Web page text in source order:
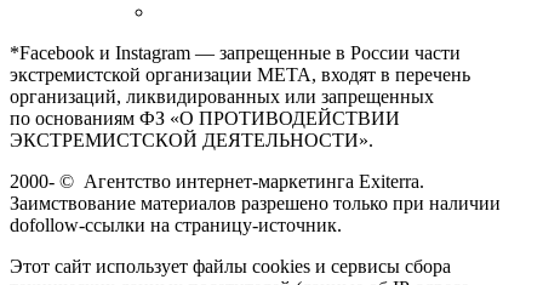
*Facebook и Instagram — запрещенные в России части
экстремистской организации META, входят в перечень
организаций, ликвидированных или запрещенных
по основаниям ФЗ «О ПРОТИВОДЕЙСТВИИ
ЭКСТРЕМИСТСКОЙ ДЕЯТЕЛЬНОСТИ».
2000- © Агентство интернет-маркетинга Exiterra.
Заимствование материалов разрешено только при наличии
dofollow-ссылки на страницу-источник.
Этот сайт использует файлы cookies и сервисы сбора